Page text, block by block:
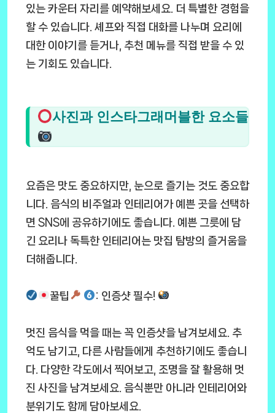
있는 카운터 자리를 예약해보세요. 더 특별한 경험을
할 수 있습니다. 셰프와 직접 대화를 나누며 요리에
대한 이야기를 듣거나, 추천 메뉴를 직접 받을 수 있
는 기회도 있습니다.
사진과 인스타그래머블한 요소들
요즘은 맛도 중요하지만, 눈으로 즐기는 것도 중요합
니다. 음식의 비주얼과 인테리어가 예쁜 곳을 선택하
면 SNS에 공유하기에도 좋습니다. 예쁜 그릇에 담
긴 요리나 독특한 인테리어는 맛집 탐방의 즐거움을
더해줍니다.
꿀팁 : 인증샷 필수!
멋진 음식을 먹을 때는 꼭 인증샷을 남겨보세요. 추
억도 남기고, 다른 사람들에게 추천하기에도 좋습니
다. 다양한 각도에서 찍어보고, 조명을 잘 활용해 멋
진 사진을 남겨보세요. 음식뿐만 아니라 인테리어와
분위기도 함께 담아보세요.